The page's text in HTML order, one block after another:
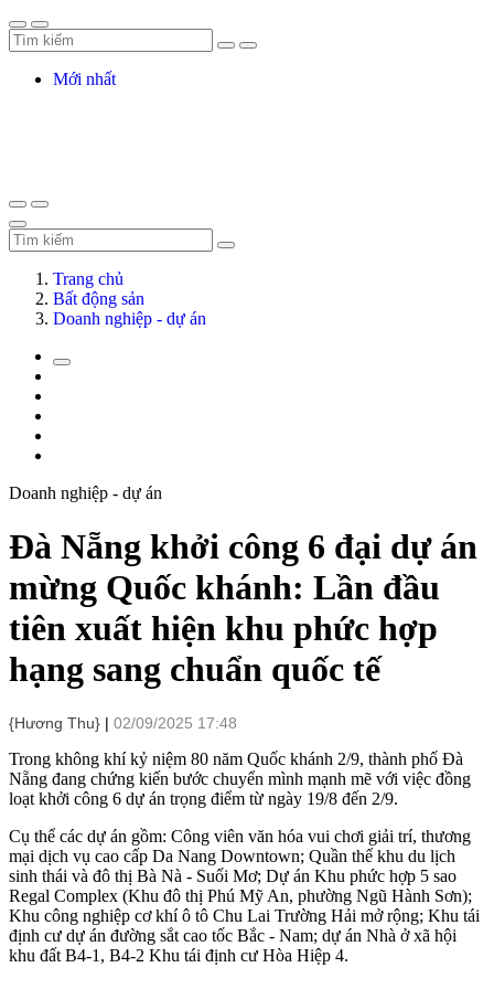
Mới nhất
Trang chủ
Bất động sản
Doanh nghiệp - dự án
Doanh nghiệp - dự án
Đà Nẵng khởi công 6 đại dự án
mừng Quốc khánh: Lần đầu
tiên xuất hiện khu phức hợp
hạng sang chuẩn quốc tế
{Hương Thu} 02/09/2025 17:48
Trong không khí kỷ niệm 80 năm Quốc khánh 2/9, thành phố Đà
Nẵng đang chứng kiến bước chuyển mình mạnh mẽ với việc đồng
loạt khởi công 6 dự án trọng điểm từ ngày 19/8 đến 2/9.
Cụ thể các dự án gồm: Công viên văn hóa vui chơi giải trí, thương
mại dịch vụ cao cấp Da Nang Downtown; Quần thể khu du lịch
sinh thái và đô thị Bà Nà - Suối Mơ; Dự án Khu phức hợp 5 sao
Regal Complex (Khu đô thị Phú Mỹ An, phường Ngũ Hành Sơn);
Khu công nghiệp cơ khí ô tô Chu Lai Trường Hải mở rộng; Khu tái
định cư dự án đường sắt cao tốc Bắc - Nam; dự án Nhà ở xã hội
khu đất B4-1, B4-2 Khu tái định cư Hòa Hiệp 4.